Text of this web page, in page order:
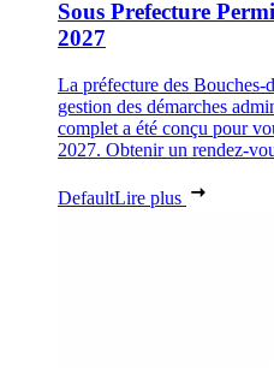
Sous Prefecture
2027
La préfecture des Bouches-
gestion des démarches
complet a été conçu pour
2027. Obtenir un rendez-
DefaultLire plus